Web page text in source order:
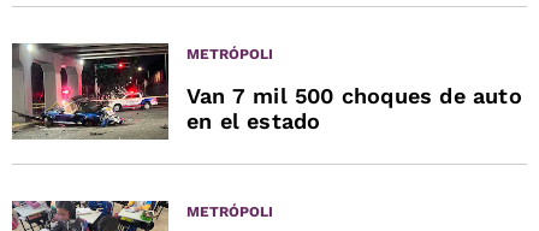
METRÓPOLI
Van 7 mil 500 choques de auto
en el estado
METRÓPOLI